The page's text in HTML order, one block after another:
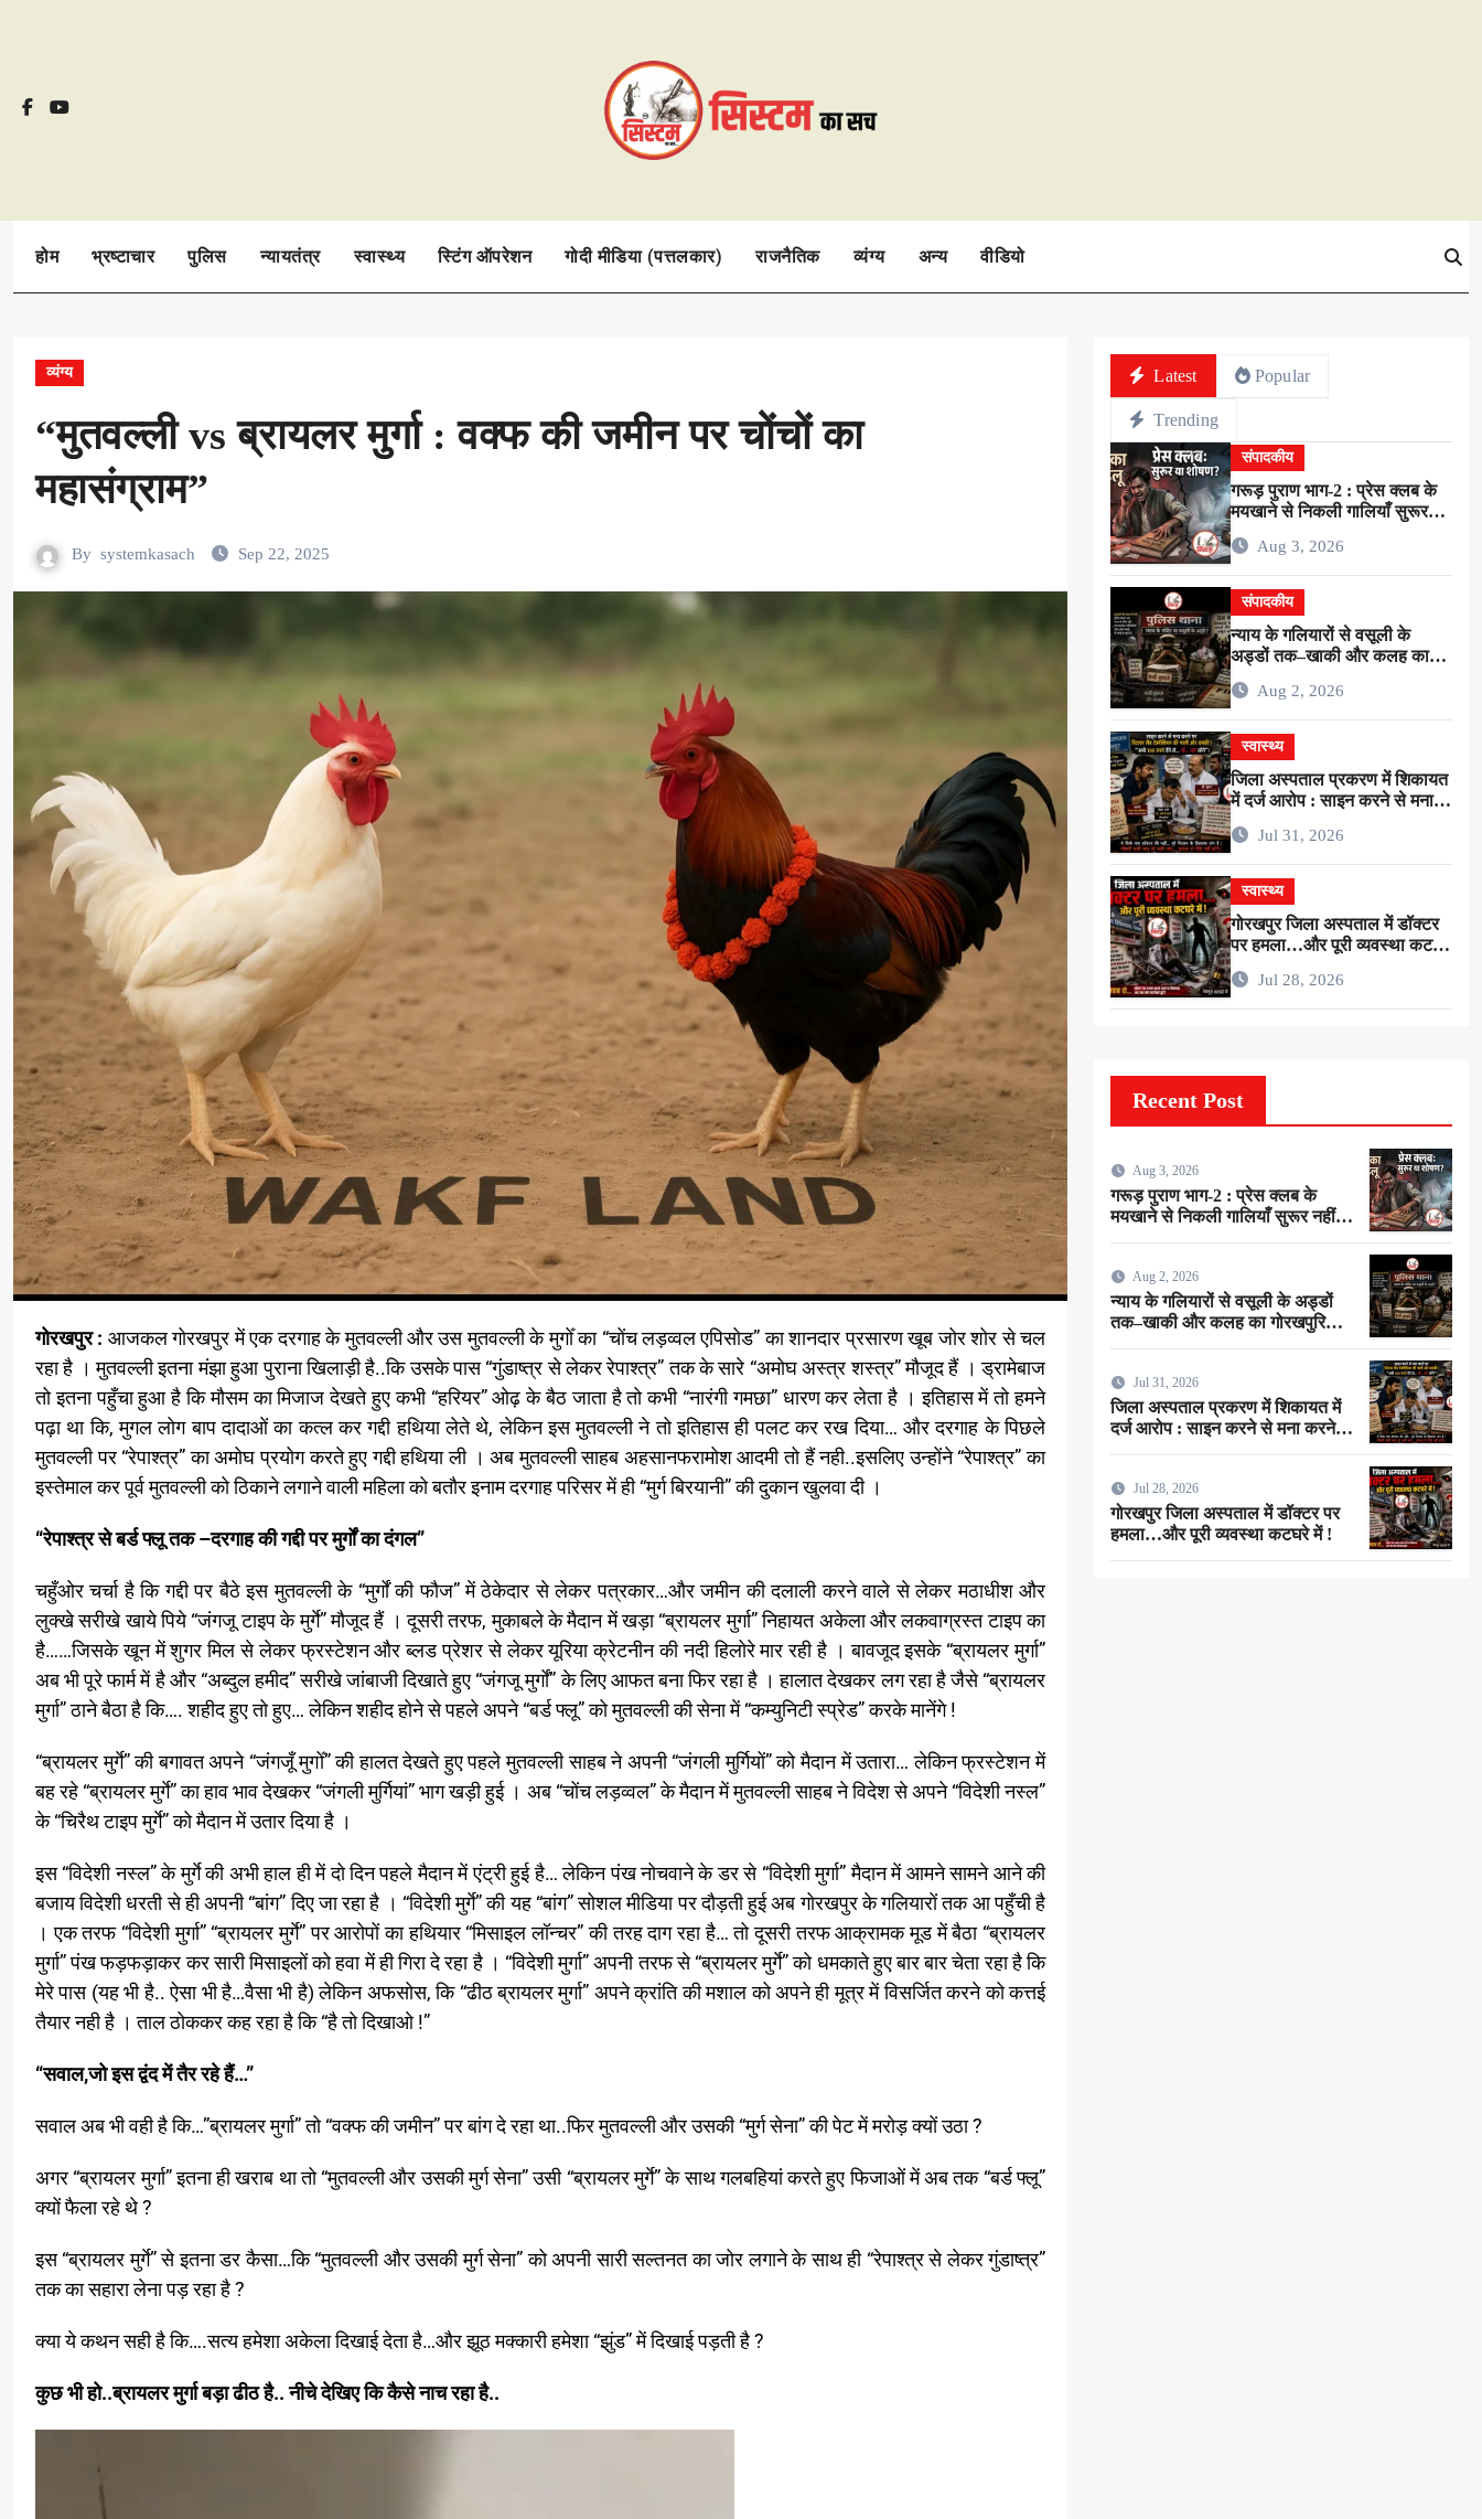
होम भ्रष्टाचार पुलिस न्यायतंत्र स्वास्थ्य स्टिंग ऑपरेशन गोदी मीडिया (पत्तलकार) राजनैतिक व्यंग्य अन्य वीडियो
व्यंग्य
“मुतवल्ली vs ब्रायलर मुर्गा : वक्फ की जमीन पर चोंचों का
महासंग्राम”
By systemkasach Sep 22, 2025
गोरखपुर : आजकल गोरखपुर में एक दरगाह के मुतवल्ली और उस मुतवल्ली के मुगोँ का “चोंच लड़व्वल एपिसोड” का शानदार प्रसारण खूब जोर शोर से चल
रहा है । मुतवल्ली इतना मंझा हुआ पुराना खिलाड़ी है..कि उसके पास “गुंडाष्त्र से लेकर रेपाश्त्र” तक के सारे “अमोघ अस्त्र शस्त्र” मौजूद हैं । ड्रामेबाज
तो इतना पहुँचा हुआ है कि मौसम का मिजाज देखते हुए कभी “हरियर” ओढ़ के बैठ जाता है तो कभी “नारंगी गमछा” धारण कर लेता है । इतिहास में तो हमने
पढ़ा था कि, मुगल लोग बाप दादाओं का कत्ल कर गद्दी हथिया लेते थे, लेकिन इस मुतवल्ली ने तो इतिहास ही पलट कर रख दिया… और दरगाह के पिछले
मुतवल्ली पर “रेपाश्त्र” का अमोघ प्रयोग करते हुए गद्दी हथिया ली । अब मुतवल्ली साहब अहसानफरामोश आदमी तो हैं नही..इसलिए उन्होंने “रेपाश्त्र” का
इस्तेमाल कर पूर्व मुतवल्ली को ठिकाने लगाने वाली महिला को बतौर इनाम दरगाह परिसर में ही “मुर्ग बिरयानी” की दुकान खुलवा दी ।
“रेपाश्त्र से बर्ड फ्लू तक –दरगाह की गद्दी पर मुर्गों का दंगल”
चहुँओर चर्चा है कि गद्दी पर बैठे इस मुतवल्ली के “मुर्गों की फौज” में ठेकेदार से लेकर पत्रकार…और जमीन की दलाली करने वाले से लेकर मठाधीश और
लुक्खे सरीखे खाये पिये “जंगजू टाइप के मुर्गे” मौजूद हैं । दूसरी तरफ, मुकाबले के मैदान में खड़ा “ब्रायलर मुर्गा” निहायत अकेला और लकवाग्रस्त टाइप का
है……जिसके खून में शुगर मिल से लेकर फ्रस्टेशन और ब्लड प्रेशर से लेकर यूरिया क्रेटनीन की नदी हिलोरे मार रही है । बावजूद इसके “ब्रायलर मुर्गा”
अब भी पूरे फार्म में है और “अब्दुल हमीद” सरीखे जांबाजी दिखाते हुए “जंगजू मुर्गों” के लिए आफत बना फिर रहा है । हालात देखकर लग रहा है जैसे “ब्रायलर
मुर्गा” ठाने बैठा है कि…. शहीद हुए तो हुए… लेकिन शहीद होने से पहले अपने “बर्ड फ्लू” को मुतवल्ली की सेना में “कम्युनिटी स्प्रेड” करके मानेंगे !
“ब्रायलर मुर्गे” की बगावत अपने “जंगजूँ मुगोँ” की हालत देखते हुए पहले मुतवल्ली साहब ने अपनी “जंगली मुर्गियों” को मैदान में उतारा… लेकिन फ्रस्टेशन में
बह रहे “ब्रायलर मुर्गे” का हाव भाव देखकर “जंगली मुर्गियां” भाग खड़ी हुई । अब “चोंच लड़व्वल” के मैदान में मुतवल्ली साहब ने विदेश से अपने “विदेशी नस्ल”
के “चिरैथ टाइप मुर्गे” को मैदान में उतार दिया है ।
इस “विदेशी नस्ल” के मुर्गे की अभी हाल ही में दो दिन पहले मैदान में एंट्री हुई है… लेकिन पंख नोचवाने के डर से “विदेशी मुर्गा” मैदान में आमने सामने आने की
बजाय विदेशी धरती से ही अपनी “बांग” दिए जा रहा है । “विदेशी मुर्गे” की यह “बांग” सोशल मीडिया पर दौड़ती हुई अब गोरखपुर के गलियारों तक आ पहुँची है
। एक तरफ “विदेशी मुर्गा” “ब्रायलर मुर्गे” पर आरोपों का हथियार “मिसाइल लॉन्चर” की तरह दाग रहा है… तो दूसरी तरफ आक्रामक मूड में बैठा “ब्रायलर
मुर्गा” पंख फड़फड़ाकर कर सारी मिसाइलों को हवा में ही गिरा दे रहा है । “विदेशी मुर्गा” अपनी तरफ से “ब्रायलर मुर्गे” को धमकाते हुए बार बार चेता रहा है कि
मेरे पास (यह भी है.. ऐसा भी है…वैसा भी है) लेकिन अफसोस, कि “ढीठ ब्रायलर मुर्गा” अपने क्रांति की मशाल को अपने ही मूत्र में विसर्जित करने को कत्तई
तैयार नही है । ताल ठोककर कह रहा है कि “है तो दिखाओ !”
“सवाल,जो इस द्वंद में तैर रहे हैं…”
सवाल अब भी वही है कि…”ब्रायलर मुर्गा” तो “वक्फ की जमीन” पर बांग दे रहा था..फिर मुतवल्ली और उसकी “मुर्ग सेना” की पेट में मरोड़ क्यों उठा ?
अगर “ब्रायलर मुर्गा” इतना ही खराब था तो “मुतवल्ली और उसकी मुर्ग सेना” उसी “ब्रायलर मुर्गे” के साथ गलबहियां करते हुए फिजाओं में अब तक “बर्ड फ्लू”
क्यों फैला रहे थे ?
इस “ब्रायलर मुर्गे” से इतना डर कैसा…कि “मुतवल्ली और उसकी मुर्ग सेना” को अपनी सारी सल्तनत का जोर लगाने के साथ ही “रेपाश्त्र से लेकर गुंडाष्त्र”
तक का सहारा लेना पड़ रहा है ?
क्या ये कथन सही है कि….सत्य हमेशा अकेला दिखाई देता है…और झूठ मक्कारी हमेशा “झुंड” में दिखाई पड़ती है ?
कुछ भी हो..ब्रायलर मुर्गा बड़ा ढीठ है.. नीचे देखिए कि कैसे नाच रहा है..
Latest Popular
Trending
संपादकीय
गरूड़ पुराण भाग-2 : प्रेस क्लब के
मयखाने से निकली गालियाँ सुरूर
नहीं…बल्कि ईमानदारी के शोषण की
चीख थी !Aug 3, 2026
संपादकीय
न्याय के गलियारों से वसूली के
अड्डों तक–खाकी और कलह का
गोरखपुरिया संस्करण !
Aug 2, 2026
स्वास्थ्य
जिला अस्पताल प्रकरण में शिकायत
में दर्ज आरोप : साइन करने से मना
करने पर रिटायर लैब टेक्नीशियन ने
सर्जन से कहा–”अभी 100 रुपये देंगे
तो…गाँ…मरा लोगे” !
Jul 31, 2026
स्वास्थ्य
गोरखपुर जिला अस्पताल में डॉक्टर
पर हमला…और पूरी व्यवस्था कटघरे
में !
Jul 28, 2026
Recent Post
Aug 3, 2026
गरूड़ पुराण भाग-2 : प्रेस क्लब के
मयखाने से निकली गालियाँ सुरूर नहीं…
Aug 2, 2026
न्याय के गलियारों से वसूली के अड्डों
तक–खाकी और कलह का गोरखपुरिया
Jul 31, 2026
जिला अस्पताल प्रकरण में शिकायत में
दर्ज आरोप : साइन करने से मना करने
मरा लोगे” !
Jul 28, 2026
गोरखपुर जिला अस्पताल में डॉक्टर पर
हमला…और पूरी व्यवस्था कटघरे में !